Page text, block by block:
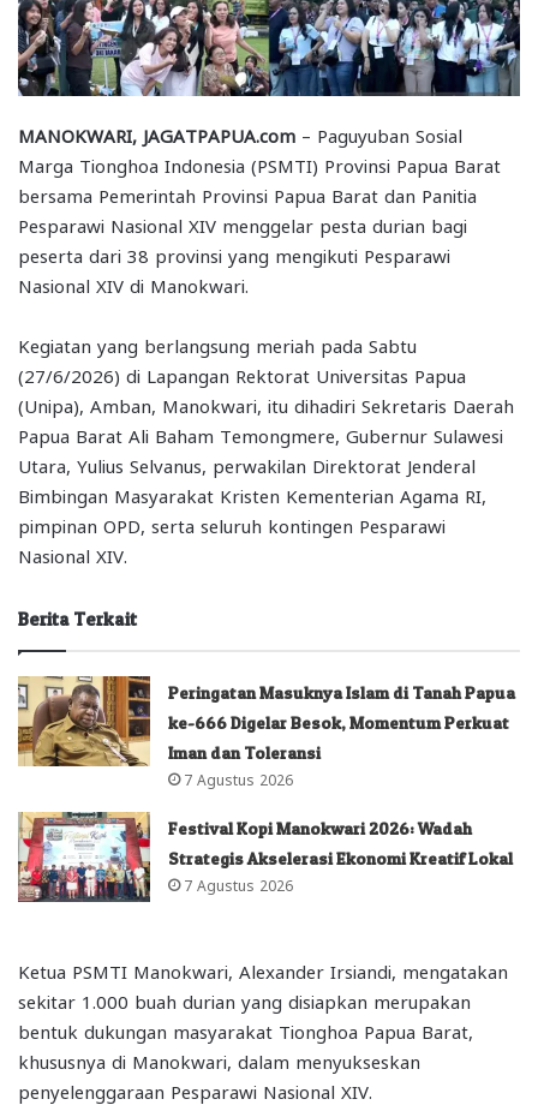
MANOKWARI, JAGATPAPUA.com – Paguyuban Sosial
Marga Tionghoa Indonesia (PSMTI) Provinsi Papua Barat
bersama Pemerintah Provinsi Papua Barat dan Panitia
Pesparawi Nasional XIV menggelar pesta durian bagi
peserta dari 38 provinsi yang mengikuti Pesparawi
Nasional XIV di Manokwari.
Kegiatan yang berlangsung meriah pada Sabtu
(27/6/2026) di Lapangan Rektorat Universitas Papua
(Unipa), Amban, Manokwari, itu dihadiri Sekretaris Daerah
Papua Barat Ali Baham Temongmere, Gubernur Sulawesi
Utara, Yulius Selvanus, perwakilan Direktorat Jenderal
Bimbingan Masyarakat Kristen Kementerian Agama RI,
pimpinan OPD, serta seluruh kontingen Pesparawi
Nasional XIV.
Berita Terkait
Peringatan Masuknya Islam di Tanah Papua
ke-666 Digelar Besok, Momentum Perkuat
Iman dan Toleransi
7 Agustus 2026
Festival Kopi Manokwari 2026: Wadah
Strategis Akselerasi Ekonomi Kreatif Lokal
7 Agustus 2026
Ketua PSMTI Manokwari, Alexander Irsiandi, mengatakan
sekitar 1.000 buah durian yang disiapkan merupakan
bentuk dukungan masyarakat Tionghoa Papua Barat,
khususnya di Manokwari, dalam menyukseskan
penyelenggaraan Pesparawi Nasional XIV.